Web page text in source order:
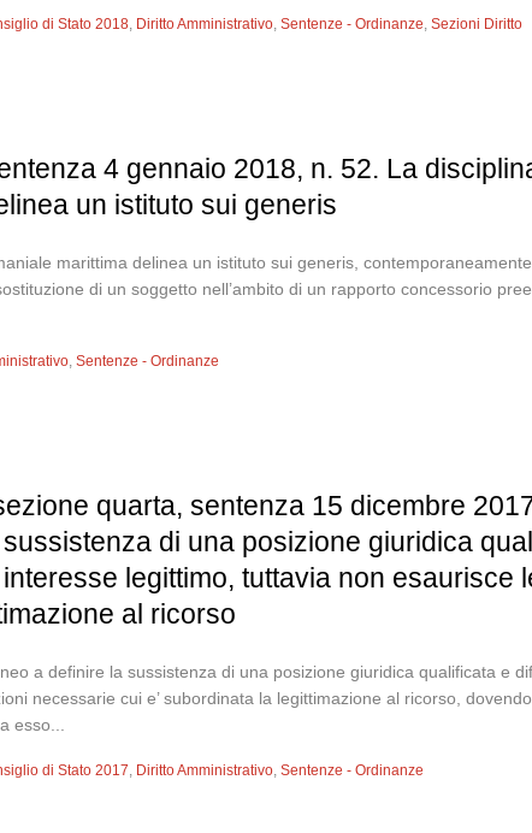
di Stato 2018, Diritto Amministrativo,Sentenze - Ordinanze,Sezioni Diritto
4 gennaio 2018, n. 52. La
un istituto sui generis
marittima delinea un istituto sui generis,
di un soggetto nell’ambito di un rapporto concessorio
,Sentenze - Ordinanze
quarta, sentenza 15 dicembre
di una posizione giuridica
legittimo, tuttavia non esaurisce
al ricorso
a definire la sussistenza di una posizione giuridica qualificata e
necessarie cui e’ subordinata la legittimazione al ricorso,
esso...
di Stato 2017, Diritto Amministrativo,Sentenze - Ordinanze